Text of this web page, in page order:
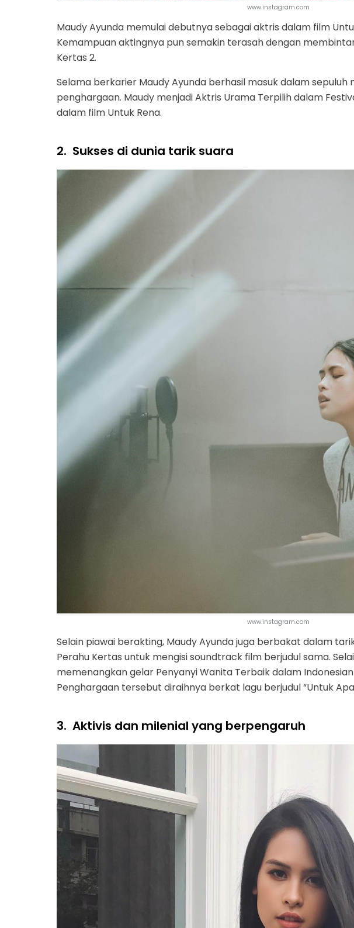
www.instagram.com
Maudy Ayunda memulai debutnya sebagai aktris dalam film
Kemampuan aktingnya pun semakin terasah dengan
Kertas 2.
Selama berkarier Maudy Ayunda berhasil masuk dalam sepuluh
penghargaan. Maudy menjadi Aktris Urama Terpilih dalam
dalam film Untuk Rena.
2. Sukses di dunia tarik suara
www.instagram.com
Selain piawai berakting, Maudy Ayunda juga berbakat dalam
Perahu Kertas untuk mengisi soundtrack film berjudul sama.
memenangkan gelar Penyanyi Wanita Terbaik dalam Indonesian
Penghargaan tersebut diraihnya berkat lagu berjudul “Untuk
3. Aktivis dan milenial yang berpengaruh